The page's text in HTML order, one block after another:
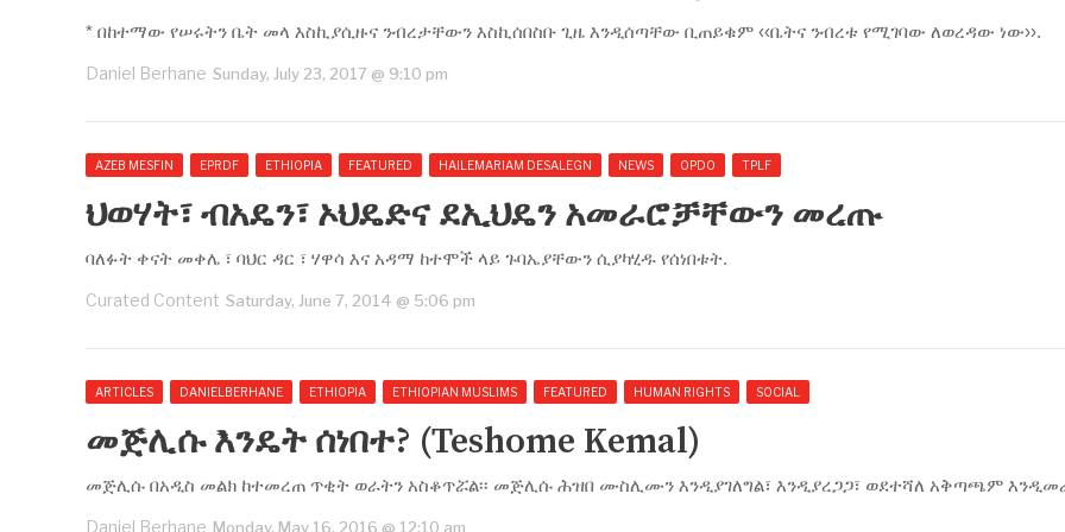
* በከተማው የሠሩትን ቤት መላ እስኪያሲዙና ንብረታቸውን እስኪሰበስቡ ጊዜ እንዲሰጣቸው ቢጠይቁም ‹‹ቤትና ንብረቱ የሚገባው ለወረዳው ነው››.
Daniel Berhane Sunday, July 23, 2017 @ 9:10 pm
AZEB MESFIN EPRDF ETHIOPIA FEATURED HAILEMARIAM DESALEGN NEWS OPDO TPLF
ህወሃት፣ ብአዴን፣ ኦህዴድና ደኢህዴን አመራሮቻቸውን መረጡ
ባለፉት ቀናት መቀሌ ፣ ባህር ዳር ፣ ሃዋሳ እና አዳማ ከተሞች ላይ ጉባኤያቸውን ሲያካሂዱ የሰነበቱት.
Curated Content Saturday, June 7, 2014 @ 5:06 pm
ARTICLES DANIELBERHANE ETHIOPIA ETHIOPIAN MUSLIMS FEATURED HUMAN RIGHTS SOCIAL
መጅሊሱ እንዴት ሰነበተ? (Teshome Kemal)
መጅሊሱ በአዲስ መልክ ከተመረጠ ጥቂት ወራትን አስቆጥሯል፡፡ መጅሊሱ ሕዝበ ሙስሊሙን እንዲያገለግል፣ እንዲያረጋጋ፣ ወደተሻለ አቅጣጫም
Daniel Berhane Monday, May 16, 2016 @ 12:10 am